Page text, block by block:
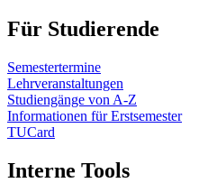
Für Studierende
Semestertermine
Lehrveranstaltungen
Studiengänge von A-Z
Informationen für Erstsemester
TUCard
Interne Tools